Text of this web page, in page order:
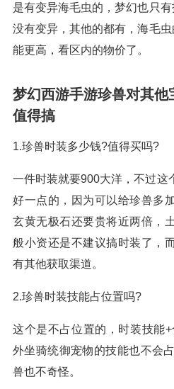
是有变异海毛虫的，梦幻也只
没有变异，其他的都有，海毛
能更高，看区内的物价了。
梦幻西游手游珍兽对其
值得搞
1.珍兽时装多少钱?值得买吗?
一件时装就要900大洋，不过这
好一点的，因为可以给珍兽多
玄黄无极石还要贵将近两倍，
般小资还是不建议搞时装了，
有其他获取渠道。
2.珍兽时装技能占位置吗?
这个是不占位置的，时装技能
外坐骑统御宠物的技能也不会
兽也不奇怪。